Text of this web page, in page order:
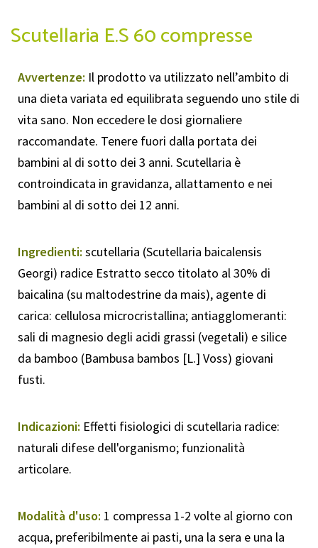
Scutellaria E.S 60 compresse
Avvertenze: Il prodotto va utilizzato nell’ambito di
una dieta variata ed equilibrata seguendo uno stile di
vita sano. Non eccedere le dosi giornaliere
raccomandate. Tenere fuori dalla portata dei
bambini al di sotto dei 3 anni. Scutellaria è
controindicata in gravidanza, allattamento e nei
bambini al di sotto dei 12 anni.
Ingredienti: scutellaria (Scutellaria baicalensis
Georgi) radice Estratto secco titolato al 30% di
baicalina (su maltodestrine da mais), agente di
carica: cellulosa microcristallina; antiagglomeranti:
sali di magnesio degli acidi grassi (vegetali) e silice
da bamboo (Bambusa bambos [L.] Voss) giovani
fusti.
Indicazioni: Effetti fisiologici di scutellaria radice:
naturali difese dell'organismo; funzionalità
articolare.
Modalità d'uso: 1 compressa 1-2 volte al giorno con
acqua, preferibilmente ai pasti, una la sera e una la